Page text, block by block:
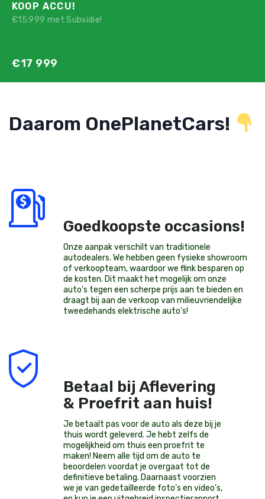
KOOP ACCU!
€15.999 met Subsidie!
€17 999
Daarom OnePlanetCars!
Goedkoopste occasions!
Onze aanpak verschilt van traditionele
autodealers. We hebben geen fysieke showroom
of verkoopteam, waardoor we flink besparen op
de kosten. Dit maakt het mogelijk om onze
auto’s tegen een scherpe prijs aan te bieden en
draagt bij aan de verkoop van milieuvriendelijke
tweedehands elektrische auto’s!
Betaal bij Aflevering
& Proefrit aan huis!
Je betaalt pas voor de auto als deze bij je
thuis wordt geleverd. Je hebt zelfs de
mogelijkheid om thuis een proefrit te
maken! Neem alle tijd om de auto te
beoordelen voordat je overgaat tot de
definitieve betaling. Daarnaast voorzien
we je van gedetailleerde foto’s en video’s,